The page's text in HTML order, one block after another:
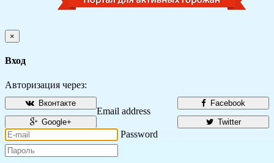
×
Вход
Авторизация через:
Facebook
Вконтакте
Twitter
Google+
Email address
Password